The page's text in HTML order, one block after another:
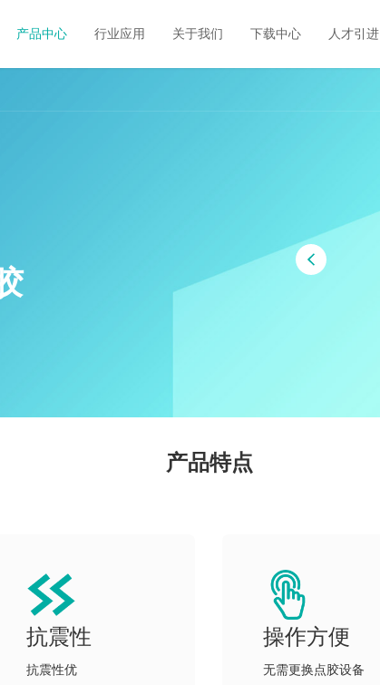
产品中心 行业应用 关于我们 下载中心 人才引进
产品特点
抗震性
抗震性优
操作方便
无需更换点胶设备